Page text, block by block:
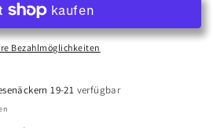
Bezahlmöglichkeiten
19-21 verfügbar